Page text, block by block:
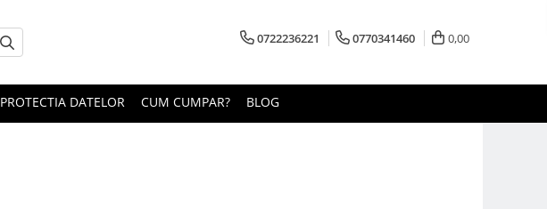
0722236221 0770341460 0,00
PROTECTIA DATELOR CUM CUMPAR? BLOG